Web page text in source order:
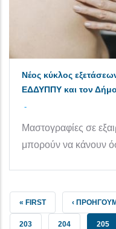
Νέος κύκλος
ΕΔΔΥΠΠΥ και τον Δήμο
-
Μαστογραφίες σε
μπορούν να κάνουν
FIRST PAGE
« FIRST ‹
ΣΕΛΊΔΑ
203 ΣΕΛΊΔΑ
204 205